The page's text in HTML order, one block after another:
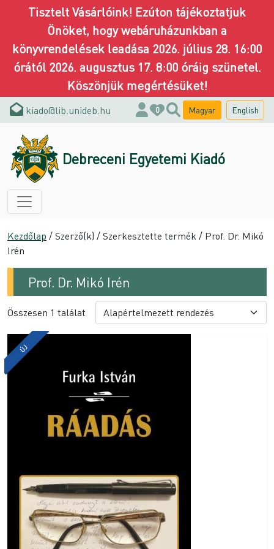
Tisztelt Vásárlóink! Ezúton tájékoztatjuk
Önöket, hogy webáruházunkban a
könyvrendelések leadása 2026. július 28. 16:00
órától 2026. augusztus 17. 8:00 óráig szünetel.
Köszönjük megértésüket!
kiado@lib.unideb.hu 0 Magyar English
Debreceni Egyetemi Kiadó
Kezdőlap / Szerző(k) / Szerkesztette termék / Prof. Dr. Mikó
Irén
Prof. Dr. Mikó Irén
Összesen 1 találat
ÚJ